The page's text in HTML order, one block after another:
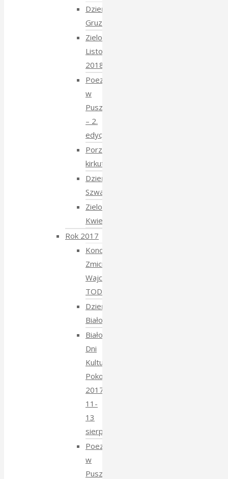
Dzień
Gruziński
Zielony
Listopad
2018
Poezja
w
Puszczy
– 2.
edycja
Porządkowanie
kirkutu
Dzień
Szwajcarski
Zielony
Kwiecień
Rok 2017
Koncert
Zmiciera
Wajciuszkiewicza
TODARA
Dzień
Białoruski
Białowieskie
Dni
Kultury
Pokoju
2017
11-
13
sierpnia
Poezja
w
Puszczy